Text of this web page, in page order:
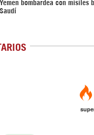
Yemen bombardea con misiles
Saudí